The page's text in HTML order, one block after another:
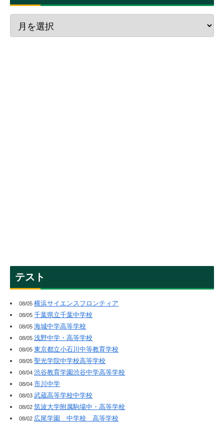
テスト
08/05横浜サイエンスフロンティア
08/05千葉県立千葉中学校
08/05海城中学高等学校
08/05浅野中学・高等学校
08/05東京都立小石川中等教育学校
08/05聖光学院中学校高等学校
08/04渋谷教育学園渋谷中学高等学校
08/04市川中学
08/03武蔵高等学校中学校
08/02筑波大学附属駒場中・高等学校
08/02 広尾学園 中学校 高等学校